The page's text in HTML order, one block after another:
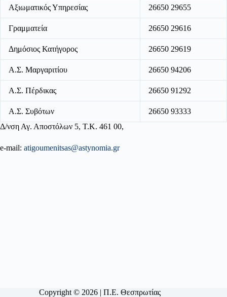
Αξιωματικός Υπηρεσίας 26650 29655
Γραμματεία 26650 29616
Δημόσιος Κατήγορος 26650 29619
Α.Σ. Μαργαριτίου 26650 94206
Α.Σ. Πέρδικας 26650 91292
Α.Σ. Συβότων
26650 93333
Δ/νση Αγ. Αποστόλων 5, Τ.Κ. 461 00,
e-mail: atigoumenitsas@astynomia.gr
Copyright © 2026 | Π.Ε. Θεσπρωτίας